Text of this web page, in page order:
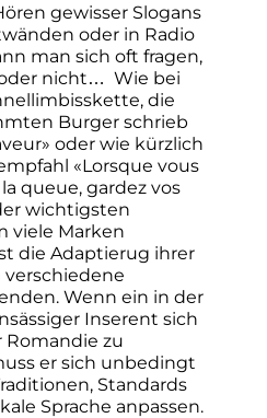
gewisser Slogans
oder in Radio
man sich oft fragen,
nicht… Wie bei
die
Burger schrieb
oder wie kürzlich
«Lorsque vous
queue, gardez vos
wichtigsten
viele Marken
die Adaptierug ihrer
verschiedene
Wenn ein in der
Inserent sich
Romandie zu
er sich unbedingt
Standards
Sprache anpassen.